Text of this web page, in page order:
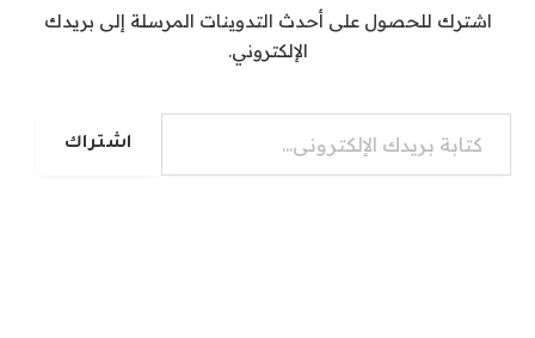
اشترك للحصول على أحدث التدوينات المرسلة إلى بريدك
الإلكتروني.
كتابة بريدك الإلكتروني...
اشتراك